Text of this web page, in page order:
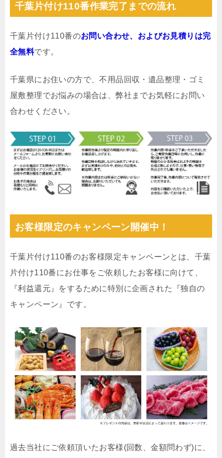
千葉片付け110番作業完了までの流れ
千葉片付け110番のお問い合わせ、およびお見積りは完
全無料です。
千葉県にお住いの方で、不用品回収・遺品整理・ゴミ
屋敷整理でお悩みの場合は、弊社までお気軽にお問い
合わせください。
お客様限定のキャンペーン開催中！
千葉片付け110番のお客様限定キャンペーンとは、千葉
片付け110番にお仕事をご依頼したお客様に向けて、
『利益還元』をするために特別に企画された『独自の
キャンペーン』です。
過去当社にご依頼頂いたお客様(回数、金額問わず)に、